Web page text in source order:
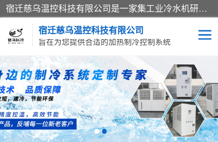
宿迁慈乌温控科技有限公司是一家集工业冷水机研发、制造、营销、服务于一体的技术生产型企业，经营范围包括：冷水机、螺杆式冷水机组、工业冷水机、水冷式冷水机、风冷式冷水机组、风冷螺杆式冷冻机组、冷冻机、注塑专用冷水机、混泥土专用冷水机、低温防爆冷水机组等。专业温控设备供应商 模温机/冷水机/导热油炉定制服务等
宿迁慈乌温控科技有限公司
旨在为您提供合适的加热制冷控制系统
冷水机 模温机
导热油加热器